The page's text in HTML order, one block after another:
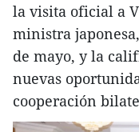
la visita oficial a
ministra
de mayo, y la
nuevas
cooperación